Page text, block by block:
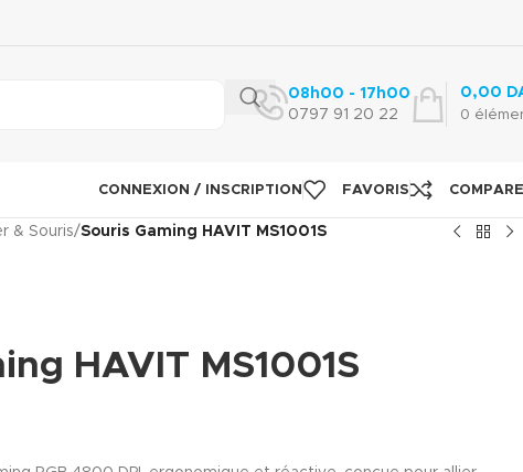
08h00 - 17h00
0797 91 20 22
0
0,00
CONNEXION / INSCRIPTION FAVORIS
& Souris/Souris Gaming HAVIT MS1001S
HAVIT MS1001S